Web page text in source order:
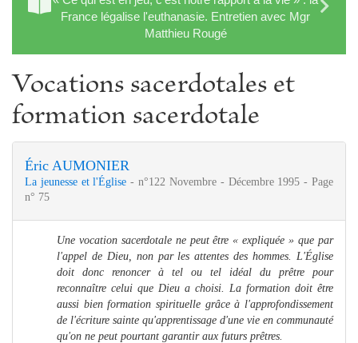
France légalise l'euthanasie. Entretien avec Mgr
Matthieu Rougé
Vocations sacerdotales et
formation sacerdotale
Éric AUMONIER
La jeunesse et l'Église- n°122 Novembre - Décembre 1995 - Page
n° 75
Une vocation sacerdotale ne peut être « expliquée » que par
l'appel de Dieu, non par les attentes des hommes. L'Église
doit donc renoncer à tel ou tel idéal du prêtre pour
reconnaître celui que Dieu a choisi. La formation doit être
aussi bien formation spirituelle grâce à l'approfondissement
de l'écriture sainte qu'apprentissage d'une vie en communauté
qu'on ne peut pourtant garantir aux futurs prêtres.